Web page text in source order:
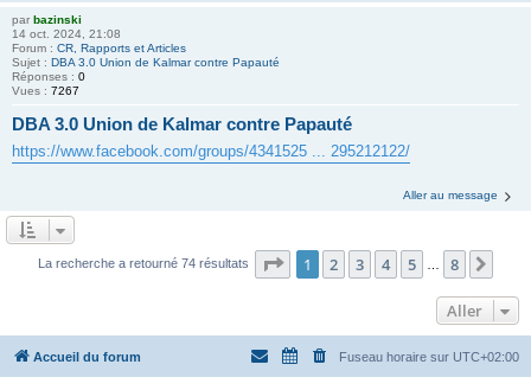
par bazinski
14 oct. 2024, 21:08
Forum : CR, Rapports et Articles
Sujet : DBA 3.0 Union de Kalmar contre Papauté
Réponses : 0
Vues : 7267
DBA 3.0 Union de Kalmar contre Papauté
https://www.facebook.com/groups/4341525 ... 295212122/
Aller au message
La recherche a retourné 74 résultats Page 1sur8
1 2 3 4 5 8
Aller
Accueil du forum Fuseau horaire sur UTC+02:00